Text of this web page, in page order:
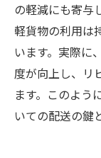
の軽減にも寄与
軽貨物の利用は
います。実際に
度が向上し、リ
ます。このよう
いての配送の鍵